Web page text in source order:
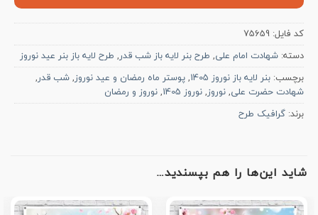
کد فایل: 75659
دسته: شهادت امام علی, طرح بنر لایه باز شب قدر, طرح لایه باز بنر عید نوروز
برچسب: بنر لایه باز نوروز 1405 , پوستر ماه رمضان و عید نوروز, شب قدر,
شهادت حضرت علی, نوروز, نوروز 1405 , نوروز و رمضان
برند: گرافیک طرح
شاید این‌ها را هم بپسندید…